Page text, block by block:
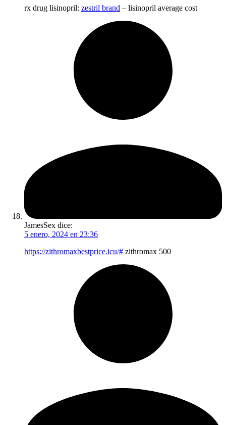
rx drug lisinopril: zestril brand – lisinopril average cost
JamesSex dice:
5 enero, 2024 en 23:36
https://zithromaxbestprice.icu/# zithromax 500